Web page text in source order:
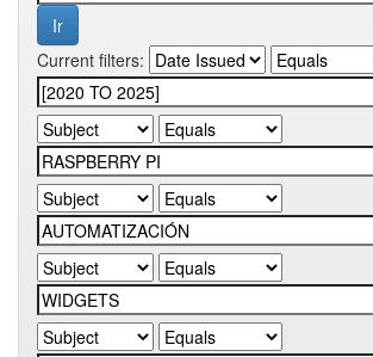
Current filters: